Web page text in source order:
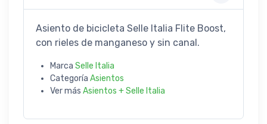
Asiento de bicicleta Selle Italia Flite Boost,
con rieles de manganeso y sin canal.
Marca Selle Italia
Categoría Asientos
Ver más Asientos + Selle Italia